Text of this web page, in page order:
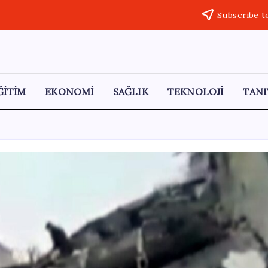
Subscribe
EKONOMİ SAĞLIK TEKNOLOJİ